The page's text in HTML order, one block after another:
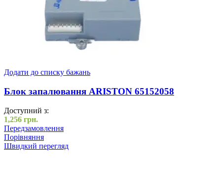
Додати до списку бажань
Блок запалювання ARISTON 65152058
Доступний з:
1,256 грн.
Передзамовлення
Порівняння
Швидкий перегляд